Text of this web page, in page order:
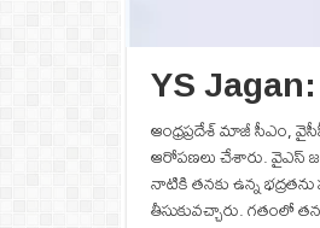
YS
ఆంధ్రప్రదేశ్ మాజీ సీఎం,
ఆరోపణలు చేశారు. వైఎస్
నాటికి తనకు ఉన్న
తీసుకువచ్చారు. గతంలో